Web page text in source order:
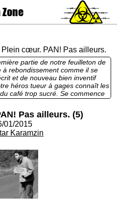
Zone
Plein cœur. PAN! Pas ailleurs.
partie de notre feuilleton de
à rebondissement comme il se
et de nouveau bien inventif
héros tueur à gages connaît les
café trop sucré. Se commence
cognac, saine progression.
Pas ailleurs. (5)
01/2015
Karamzin